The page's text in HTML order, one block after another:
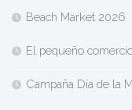
Beach Market 2026
El pequeño
Campaña Día de la